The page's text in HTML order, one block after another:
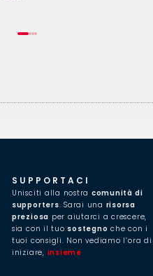
SUPPORTACI
Unisciti alla nostra comunità di
supporters. Sarai una risorsa
preziosa per aiutarci a crescere,
sia con il tuo sostegno che con i
tuoi consigli. Non vediamo l’ora di
iniziare, insieme